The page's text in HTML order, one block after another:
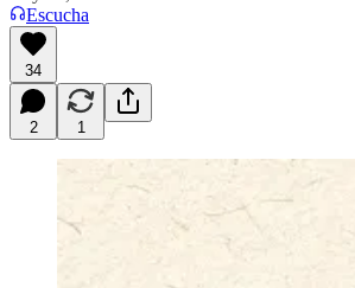
Escucha
34
2 1